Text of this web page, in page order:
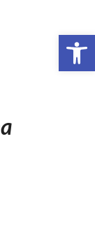
Open toolbar